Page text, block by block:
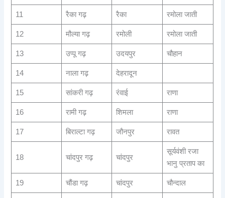
11 रैका गढ़ रैका रमोला जाती
12 मौल्या गढ़ रमोली रमोला जाती
13 उप्पू गढ़ उदयपुर चौहान
14 नाला गढ़ देहरादून
15 सांकरी गढ़ रंवाई राणा
16 रामी गढ़ शिमला राणा
17 बिराल्टा गढ़ जौनपुर रावत
18 चांदपुर गढ़ चांदपुर
सूर्यवंशी रजा
भानु प्रताप का
19 चौंडा गढ़ चांदपुर चौन्दाल